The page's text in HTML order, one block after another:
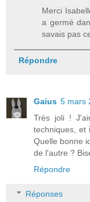
Merci
a germé
savais pas
Répondre
Gaius 5 mars
Très joli !
techniques, et
Quelle bonne
de l'autre ?
Répondre
Réponses